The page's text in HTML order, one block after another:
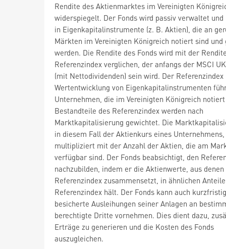
Rendite des Aktienmarktes im Vereinigten
widerspiegelt. Der Fonds wird passiv verwaltet
in Eigenkapitalinstrumente (z. B. Aktien), die an
Märkten im Vereinigten Königreich notiert sind und
werden. Die Rendite des Fonds wird mit der
Referenzindex verglichen, der anfangs der MSCI
(mit Nettodividenden) sein wird. Der
Wertentwicklung von Eigenkapitalinstrumenten
Unternehmen, die im Vereinigten Königreich
Bestandteile des Referenzindex werden nach
Marktkapitalisierung gewichtet. Die
in diesem Fall der Aktienkurs eines Unternehmens,
multipliziert mit der Anzahl der Aktien, die am
verfügbar sind. Der Fonds beabsichtigt, den
nachzubilden, indem er die Aktienwerte, aus
Referenzindex zusammensetzt, in ähnlichen
Referenzindex hält. Der Fonds kann auch
besicherte Ausleihungen seiner Anlagen an
berechtigte Dritte vornehmen. Dies dient dazu,
Erträge zu generieren und die Kosten des Fonds
auszugleichen.